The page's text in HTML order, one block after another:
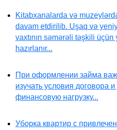
Kitabxanalarda və
davam etdirilib. Uşaq və
vaxtının səmərəli təşkili
hazırlanır...
При оформлении займа
изучать условия договора
финансовую нагрузку...
Уборка квартир с